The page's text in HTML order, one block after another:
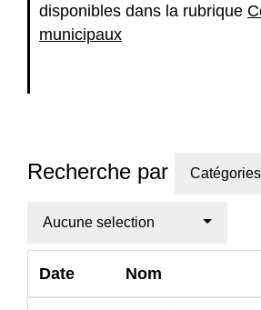
disponibles dans la rubrique
municipaux
Recherche par Catégories
Aucune selection
Date Nom